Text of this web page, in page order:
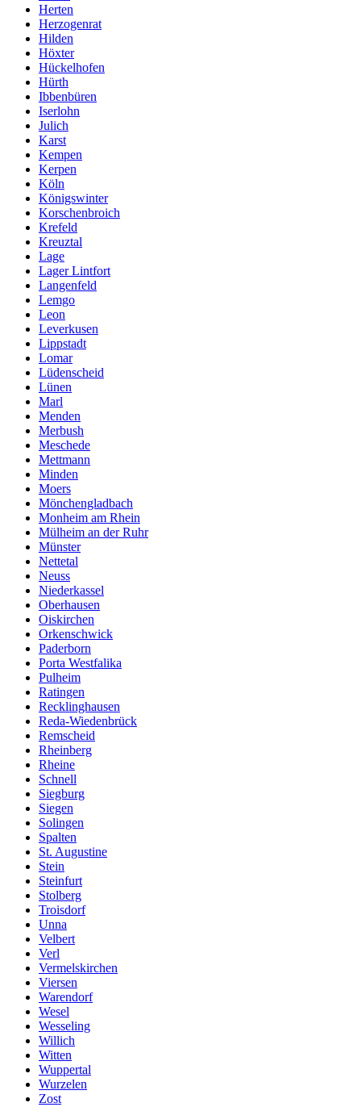
Herten
Herzogenrat
Hilden
Höxter
Hückelhofen
Hürth
Ibbenbüren
Iserlohn
Julich
Karst
Kempen
Kerpen
Köln
Königswinter
Korschenbroich
Krefeld
Kreuztal
Lage
Lager Lintfort
Langenfeld
Lemgo
Leon
Leverkusen
Lippstadt
Lomar
Lüdenscheid
Lünen
Marl
Menden
Merbush
Meschede
Mettmann
Minden
Moers
Mönchengladbach
Monheim am Rhein
Mülheim an der Ruhr
Münster
Nettetal
Neuss
Niederkassel
Oberhausen
Oiskirchen
Orkenschwick
Paderborn
Porta Westfalika
Pulheim
Ratingen
Recklinghausen
Reda-Wiedenbrück
Remscheid
Rheinberg
Rheine
Schnell
Siegburg
Siegen
Solingen
Spalten
St. Augustine
Stein
Steinfurt
Stolberg
Troisdorf
Unna
Velbert
Verl
Vermelskirchen
Viersen
Warendorf
Wesel
Wesseling
Willich
Witten
Wuppertal
Wurzelen
Zost